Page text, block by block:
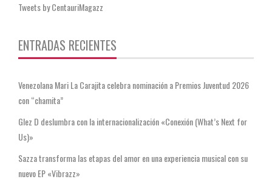
Tweets by CentauriMagazz
ENTRADAS RECIENTES
Venezolana Mari La Carajita celebra nominación a Premios Juventud 2026
con “chamita”
Glez D deslumbra con la internacionalización «Conexión (What’s Next for
Us)»
Sazza transforma las etapas del amor en una experiencia musical con su
nuevo EP «Vibrazz»